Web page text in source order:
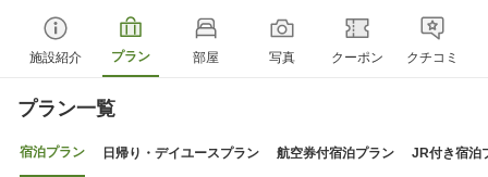
施設紹介 プラン 部屋 写真 クーポン クチコミ
プラン一覧
宿泊プラン 日帰り・デイユースプラン 航空券付宿泊プラン JR付き宿泊